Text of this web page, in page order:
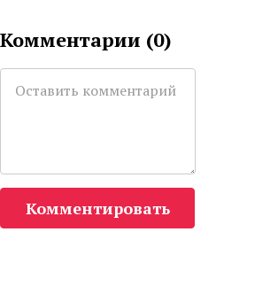
Комментарии (0)
Комментировать